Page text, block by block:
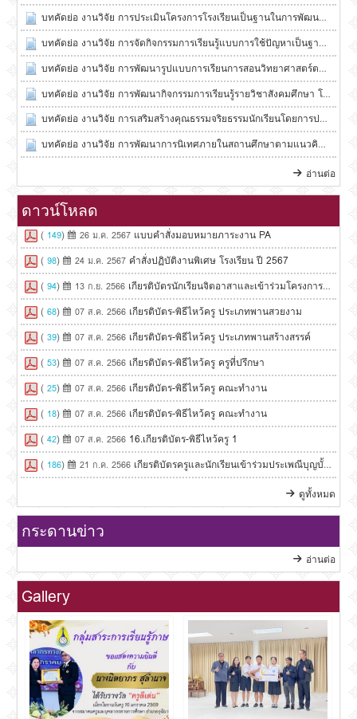
บทคัดย่อ งานวิจัย การประเมินโครงการโรงเรียนเป็นฐานในการพัฒนาท้อง
บทคัดย่อ งานวิจัย การจัดกิจกรรมการเรียนรู้แบบการใช้ปัญหาเป็นฐานร่วมกั
บทคัดย่อ งานวิจัย การพัฒนารูปแบบการเรียนการสอนวิทยาศาสตร์ตามแนวท
บทคัดย่อ งานวิจัย การพัฒนากิจกรรมการเรียนรู้รายวิชาสังคมศึกษา โดยใช้
บทคัดย่อ งานวิจัย การเสริมสร้างคุณธรรมจริยธรรมนักเรียนโดยการประยุ
บทคัดย่อ งานวิจัย การพัฒนาการนิเทศภายในสถานศึกษาตามแนวคิดชุมชนแห่
อ่านต่อ
ดาวน์โหลด
( 149) 26 ม.ค. 2567 แบบคำสั่งมอบหมายภาระงาน PA
(98) 24 ม.ค. 2567 คำสั่งปฏิบัติงานพิเศษ โรงเรียน ปี 2567
(94) 13 ก.ย. 2566 เกียรติบัตรนักเรียนจิตอาสาและเข้าร่วมโครงการพัฒน
(68) 07 ส.ค. 2566 เกียรติบัตร-พิธีไหว้ครู ประเภทพานสวยงาม
(39) 07 ส.ค. 2566 เกียรติบัตร-พิธีไหว้ครู ประเภทพานสร้างสรรค์
(53) 07 ส.ค. 2566 เกียรติบัตร-พิธีไหว้ครู ครูที่ปรึกษา
(25) 07 ส.ค. 2566 เกียรติบัตร-พิธีไหว้ครู คณะทำงาน
( 18) 07 ส.ค. 2566 เกียรติบัตร-พิธีไหว้ครู คณะทำงาน
(42) 07 ส.ค. 2566 16.เกียรติบัตร-พิธีไหว้ครู 1
( 186) 21 ก.ค. 2566 เกียรติบัตรครูและนักเรียนเข้าร่วมประเพณีบุญบั้งไฟ
ดูทั้งหมด
กระดานข่าว
อ่านต่อ
Gallery